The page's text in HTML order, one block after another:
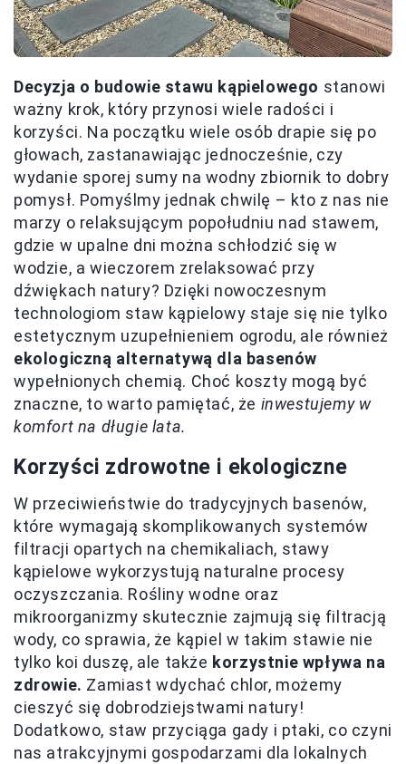
Decyzja o budowie stawu kąpielowego stanowi
ważny krok, który przynosi wiele radości i
korzyści. Na początku wiele osób drapie się po
głowach, zastanawiając jednocześnie, czy
wydanie sporej sumy na wodny zbiornik to dobry
pomysł. Pomyślmy jednak chwilę – kto z nas nie
marzy o relaksującym popołudniu nad stawem,
gdzie w upalne dni można schłodzić się w
wodzie, a wieczorem zrelaksować przy
dźwiękach natury? Dzięki nowoczesnym
technologiom staw kąpielowy staje się nie tylko
estetycznym uzupełnieniem ogrodu, ale również
ekologiczną alternatywą dla basenów
wypełnionych chemią. Choć koszty mogą być
znaczne, to warto pamiętać, że inwestujemy w
komfort na długie lata.
Korzyści zdrowotne i ekologiczne
W przeciwieństwie do tradycyjnych basenów,
które wymagają skomplikowanych systemów
filtracji opartych na chemikaliach, stawy
kąpielowe wykorzystują naturalne procesy
oczyszczania. Rośliny wodne oraz
mikroorganizmy skutecznie zajmują się filtracją
wody, co sprawia, że kąpiel w takim stawie nie
tylko koi duszę, ale także korzystnie wpływa na
zdrowie. Zamiast wdychać chlor, możemy
cieszyć się dobrodziejstwami natury!
Dodatkowo, staw przyciąga gady i ptaki, co czyni
nas atrakcyjnymi gospodarzami dla lokalnych